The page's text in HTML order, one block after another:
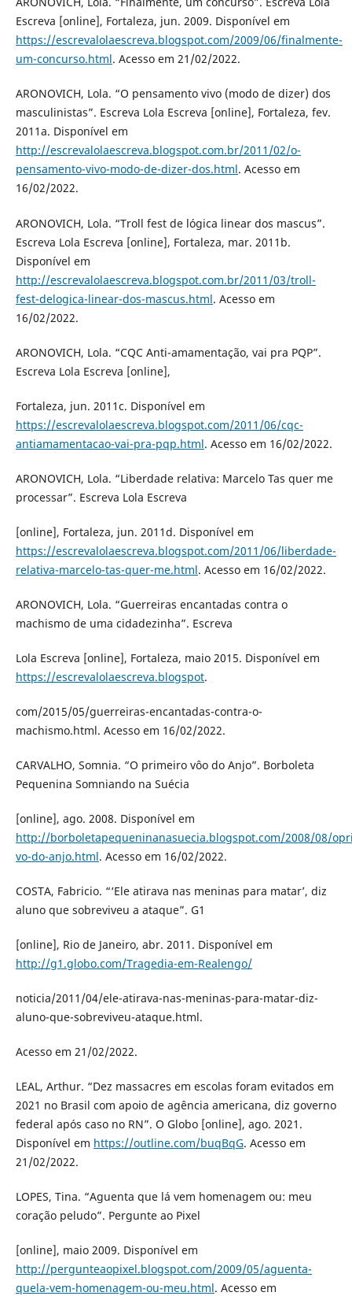
Escreva [online], Fortaleza, jun. 2009. Disponível em
https://escrevalolaescreva.blogspot.com/2009/06/finalmente-
um-concurso.html. Acesso em 21/02/2022.
ARONOVICH, Lola. “O pensamento vivo (modo de dizer) dos
masculinistas”. Escreva Lola Escreva [online], Fortaleza, fev.
2011a. Disponível em
http://escrevalolaescreva.blogspot.com.br/2011/02/o-
pensamento-vivo-modo-de-dizer-dos.html. Acesso em
16/02/2022.
ARONOVICH, Lola. “Troll fest de lógica linear dos mascus”.
Escreva Lola Escreva [online], Fortaleza, mar. 2011b.
Disponível em
http://escrevalolaescreva.blogspot.com.br/2011/03/troll-
fest-delogica-linear-dos-mascus.html. Acesso em
16/02/2022.
ARONOVICH, Lola. “CQC Anti-amamentação, vai pra PQP”.
Escreva Lola Escreva [online],
Fortaleza, jun. 2011c. Disponível em
https://escrevalolaescreva.blogspot.com/2011/06/cqc-
antiamamentacao-vai-pra-pqp.html. Acesso em 16/02/2022.
ARONOVICH, Lola. “Liberdade relativa: Marcelo Tas quer me
processar”. Escreva Lola Escreva
[online], Fortaleza, jun. 2011d. Disponível em
https://escrevalolaescreva.blogspot.com/2011/06/liberdade-
relativa-marcelo-tas-quer-me.html. Acesso em 16/02/2022.
ARONOVICH, Lola. “Guerreiras encantadas contra o
machismo de uma cidadezinha”. Escreva
Lola Escreva [online], Fortaleza, maio 2015. Disponível em
https://escrevalolaescreva.blogspot.
com/2015/05/guerreiras-encantadas-contra-o-
machismo.html. Acesso em 16/02/2022.
CARVALHO, Somnia. “O primeiro vôo do Anjo”. Borboleta
Pequenina Somniando na Suécia
[online], ago. 2008. Disponível em
http://borboletapequeninanasuecia.blogspot.com/2008/08/
vo-do-anjo.html. Acesso em 16/02/2022.
COSTA, Fabricio. “‘Ele atirava nas meninas para matar’, diz
aluno que sobreviveu a ataque”. G1
[online], Rio de Janeiro, abr. 2011. Disponível em
http://g1.globo.com/Tragedia-em-Realengo/
noticia/2011/04/ele-atirava-nas-meninas-para-matar-diz-
aluno-que-sobreviveu-ataque.html.
Acesso em 21/02/2022.
LEAL, Arthur. “Dez massacres em escolas foram evitados em
2021 no Brasil com apoio de agência americana, diz governo
federal após caso no RN”. O Globo [online], ago. 2021.
Disponível em https://outline.com/buqBqG. Acesso em
21/02/2022.
LOPES, Tina. “Aguenta que lá vem homenagem ou: meu
coração peludo”. Pergunte ao Pixel
[online], maio 2009. Disponível em
http://pergunteaopixel.blogspot.com/2009/05/aguenta-
quela-vem-homenagem-ou-meu.html. Acesso em